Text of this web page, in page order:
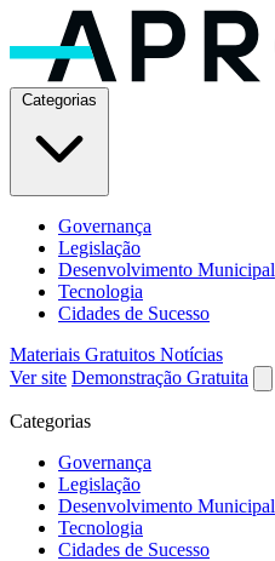
Governança
Legislação
Desenvolvimento Municipal
Tecnologia
Cidades de Sucesso
Materiais Gratuitos Notícias
Ver site Demonstração Gratuita
Categorias
Governança
Legislação
Desenvolvimento Municipal
Tecnologia
Cidades de Sucesso